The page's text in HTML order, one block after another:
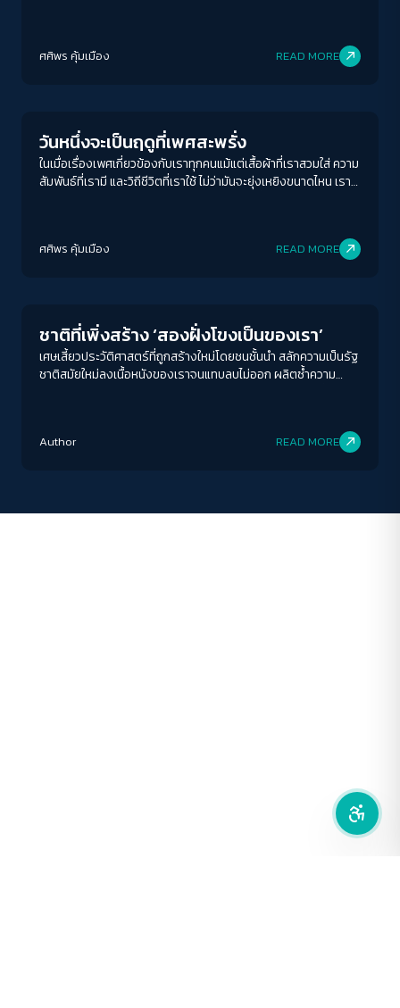
ศศิพร คุ้มเมือง READ MORE
วันหนึ่งจะเป็นฤดูที่เพศสะพรั่ง
ในเมื่อเรื่องเพศเกี่ยวข้องกับเราทุกคนแม้แต่เสื้อผ้าที่เราสวมใส่ ความ
สัมพันธ์ที่เรามี และวิถีชีวิตที่เราใช้ ไม่ว่ามันจะยุ่งเหยิงขนาดไหน เราก็
ศศิพร คุ้มเมือง READ MORE
ชาติที่เพิ่งสร้าง ‘สองฝั่งโขงเป็นของเรา’
เศษเสี้ยวประวัติศาสตร์ที่ถูกสร้างใหม่โดยชนชั้นนำ สลักความเป็นรัฐ
ชาติสมัยใหม่ลงเนื้อหนังของเราจนแทบลบไม่ออก ผลิตซ้ำความ
Author READ MORE
ระยะห่างข้อความ
ปกติ มาก มากที่สุด
Deutan Tritan